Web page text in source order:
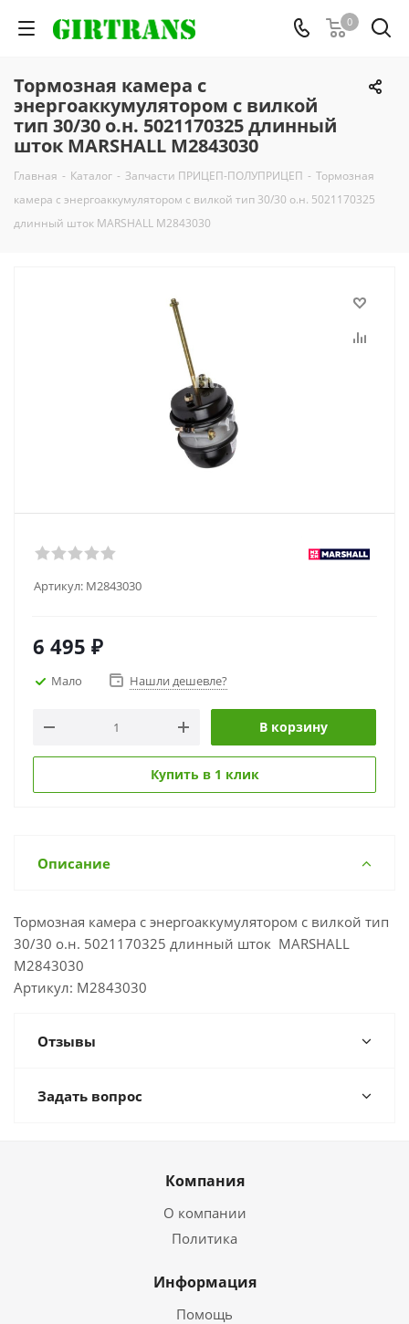
0
Тормозная камера с
энергоаккумулятором с вилкой
тип 30/30 о.н. 5021170325 длинный
шток MARSHALL M2843030
Главная - Каталог - Запчасти ПРИЦЕП-ПОЛУПРИЦЕП - Тормозная
камера с энергоаккумулятором с вилкой тип 30/30 о.н. 5021170325
длинный шток MARSHALL M2843030
Артикул: M2843030
6 495 ₽
Мало Нашли дешевле?
В корзину
Купить в 1 клик
Описание
Тормозная камера с энергоаккумулятором с вилкой тип
30/30 о.н. 5021170325 длинный шток MARSHALL
M2843030
Артикул: M2843030
Отзывы
Задать вопрос
Компания
О компании
Политика
Информация
Помощь